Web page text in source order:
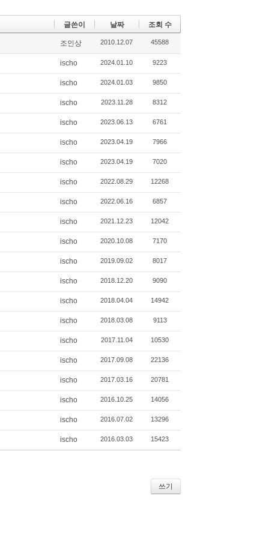
글쓴이 날짜 조회 수
조인상 2010.12.07 45588
ischo 2024.01.10 9223
ischo 2024.01.03 9850
ischo 2023.11.28 8312
ischo 2023.06.13 6761
ischo 2023.04.19 7966
ischo 2023.04.19 7020
ischo 2022.08.29 12268
ischo 2022.06.16 6857
ischo 2021.12.23 12042
ischo 2020.10.08 7170
ischo 2019.09.02 8017
ischo 2018.12.20 9090
ischo 2018.04.04 14942
ischo 2018.03.08 9113
ischo 2017.11.04 10530
ischo 2017.09.08 22136
ischo 2017.03.16 20781
ischo 2016.10.25 14056
ischo 2016.07.02 13296
ischo 2016.03.03 15423
쓰기